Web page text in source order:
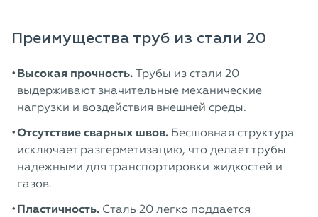
Преимущества труб из стали 20
Высокая прочность. Трубы из стали 20
выдерживают значительные механические
нагрузки и воздействия внешней среды.
Отсутствие сварных швов. Бесшовная структура
исключает разгерметизацию, что делает трубы
надежными для транспортировки жидкостей и
газов.
Пластичность. Сталь 20 легко поддается